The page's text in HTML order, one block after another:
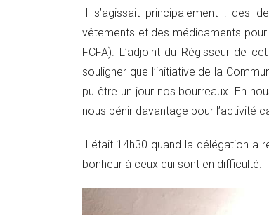
Il s’agissait principalement : des
vêtements et des médicaments
FCFA). L’adjoint du Régisseur de
souligner que l’initiative de la
pu être un jour nos bourreaux. En
nous bénir davantage pour l’activité
Il était 14h30 quand la délégation a
bonheur à ceux qui sont en difficulté.